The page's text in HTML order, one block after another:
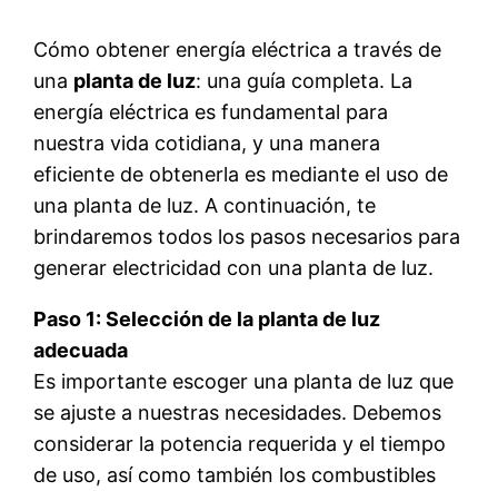
Cómo obtener energía eléctrica a través de
una planta de luz: una guía completa. La
energía eléctrica es fundamental para
nuestra vida cotidiana, y una manera
eficiente de obtenerla es mediante el uso de
una planta de luz. A continuación, te
brindaremos todos los pasos necesarios para
generar electricidad con una planta de luz.
Paso 1: Selección de la planta de luz
adecuada
Es importante escoger una planta de luz que
se ajuste a nuestras necesidades. Debemos
considerar la potencia requerida y el tiempo
de uso, así como también los combustibles